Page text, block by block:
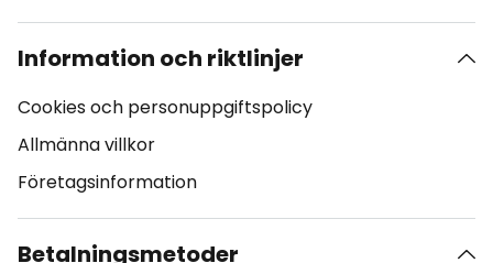
Information och riktlinjer
Cookies och personuppgiftspolicy
Allmänna villkor
Företagsinformation
Betalningsmetoder